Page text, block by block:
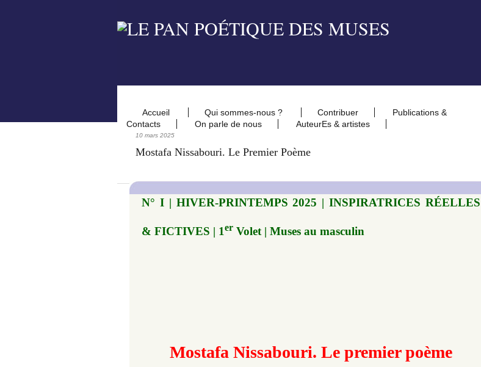
Accueil Qui sommes-nous ? Contribuer
Publications &
Contacts
On parle de nous AuteurEs & artistes
10 mars 2025
Mostafa Nissabouri. Le Premier Poème
N° I | HIVER-PRINTEMPS 2025 | INSPIRATRICES RÉELLES
& FICTIVES | 1er Volet | Muses au masculin
Mostafa Nissabouri. Le premier poème